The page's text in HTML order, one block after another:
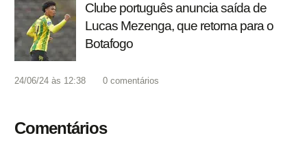
Clube português anuncia saída de
Lucas Mezenga, que retorna para o
Botafogo
24/06/24 às 12:38 0 comentários
Comentários